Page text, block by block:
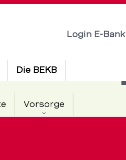
Login E-
Vorsorge
Die BEKB